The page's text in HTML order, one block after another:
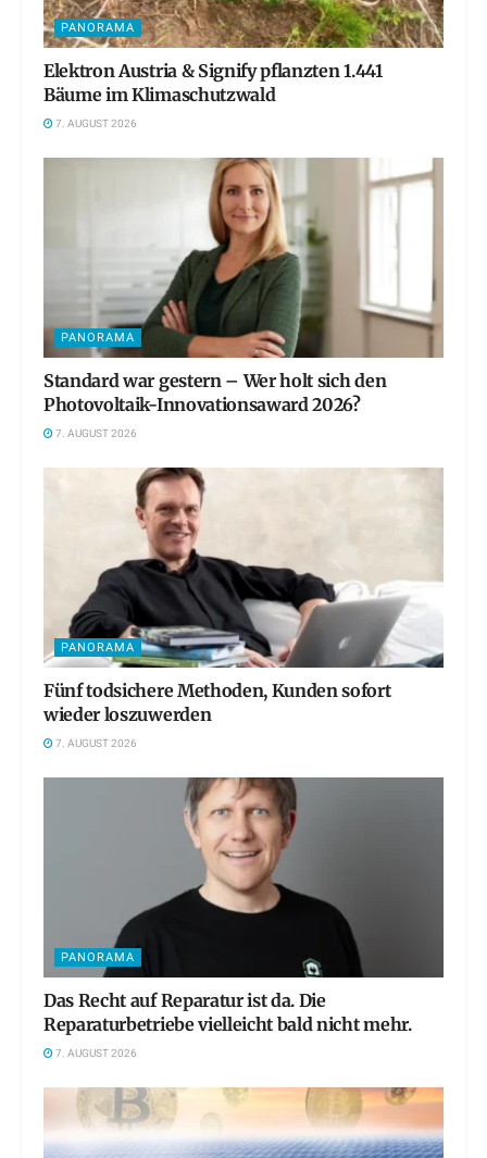
PANORAMA
Elektron Austria & Signify pflanzten 1.441
Bäume im Klimaschutzwald
7. AUGUST 2026
PANORAMA
Standard war gestern – Wer holt sich den
Photovoltaik-Innovationsaward 2026?
7. AUGUST 2026
PANORAMA
Fünf todsichere Methoden, Kunden sofort
wieder loszuwerden
7. AUGUST 2026
PANORAMA
Das Recht auf Reparatur ist da. Die
Reparaturbetriebe vielleicht bald nicht mehr.
7. AUGUST 2026